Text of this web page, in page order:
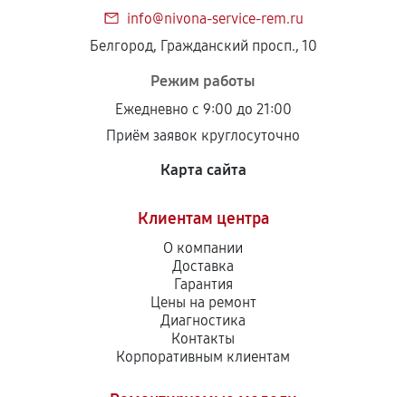
info@nivona-service-rem.ru
Белгород, Гражданский просп., 10
Режим работы
Ежедневно с 9:00 до 21:00
Приём заявок круглосуточно
Карта сайта
Клиентам центра
О компании
Доставка
Гарантия
Цены на ремонт
Диагностика
Контакты
Корпоративным клиентам